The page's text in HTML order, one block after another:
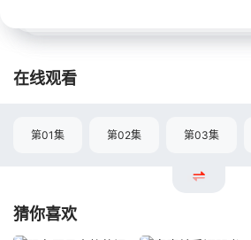
在线观看
第01集 第02集 第03集
猜你喜欢